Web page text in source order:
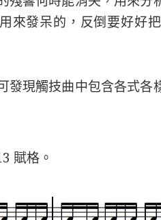
來發呆的，反倒要好好
發現觸技曲中包含各式各
賦格。